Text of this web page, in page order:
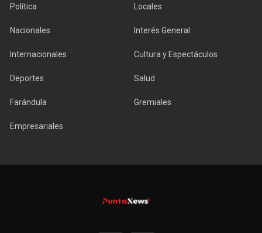
Política Locales
Nacionales Interés General
Internacionales Cultura y Espectáculos
Deportes Salud
Farándula Gremiales
Empresariales